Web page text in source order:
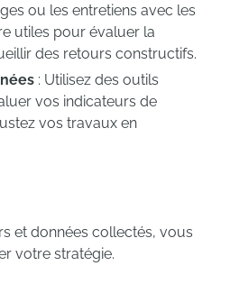
ou les entretiens avec les
utiles pour évaluer la
des retours constructifs.
: Utilisez des outils
vos indicateurs de
vos travaux en
et données collectés, vous
votre stratégie.